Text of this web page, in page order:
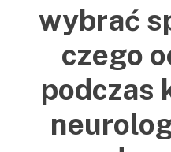
wybrać
czego
podczas